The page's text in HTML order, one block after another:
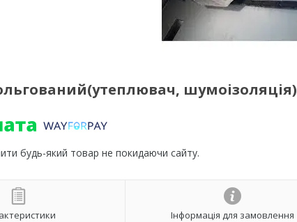
шумоізоляція)
будь-який товар не покидаючи сайту.
Інформація для замовлення